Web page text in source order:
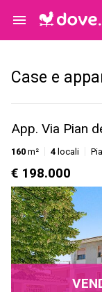
Case e
App. Via Pian
160 m² 4 locali
€ 198.000